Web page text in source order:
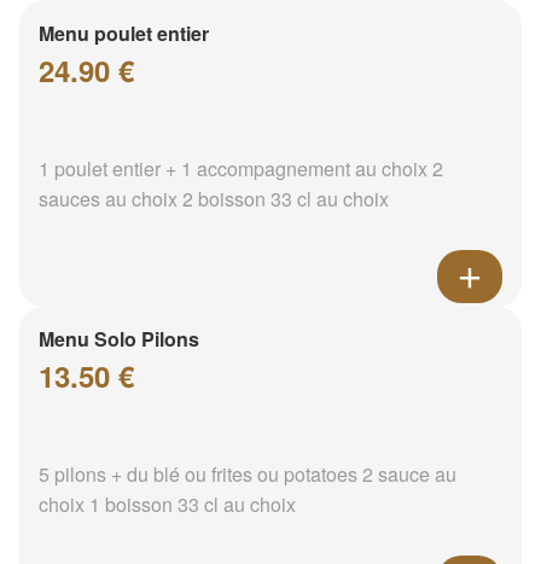
Menu poulet entier
24.90 €
1 poulet entier + 1 accompagnement au choix 2
sauces au choix 2 boisson 33 cl au choix
Menu Solo Pilons
13.50 €
5 pilons + du blé ou frites ou potatoes 2 sauce au
choix 1 boisson 33 cl au choix